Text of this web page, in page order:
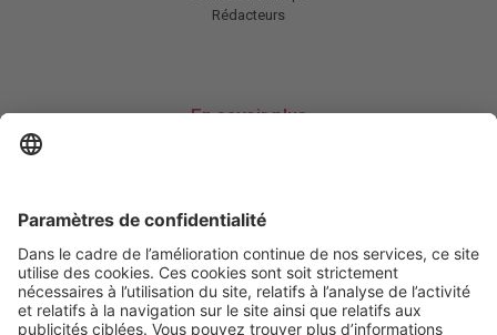
Rédacteurs
En savoir plus
Abonnez-vous à notre newsletter
Informez-moi